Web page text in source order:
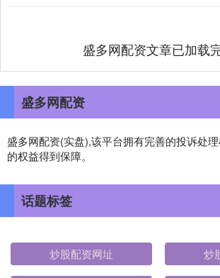
盛多网配资文章已加载
盛多网配资
盛多网配资(实盘),该平台拥有完善的投诉处
的权益得到保障。
话题标签
炒股配资网址 炒